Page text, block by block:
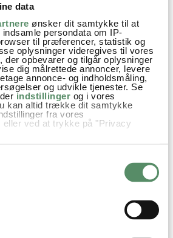
data
ønsker dit samtykke til at
persondata om IP-
til præferencer, statistik og
oplysninger videregives til vores
der opbevarer og tilgår oplysninger
dig målrettede annoncer, levere
annonce- og indholdsmåling,
og udvikle tjenester. Se
indstillinger og i vores
kan altid trække dit samtykke
fra vores
eller ved at trykke på "Privacy
oplysninger om din placering,
inden for få meter
enhed baseret på en scanning af
Squash Rosmarin
tomater Bouillon piskefløde
OPSKRIFTEN?
på dit spørgsmål i kommentarfeltet,
og besvaret - eller du kan kigge på